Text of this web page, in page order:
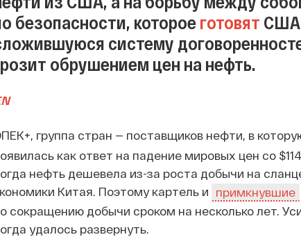
безопасности, котороеготовят США
систему
обрушением цен на нефть.
группа стран — поставщиков нефти, в
как ответ на падение мировых цен со
нефть дешевела из-за роста добычи на
Китая. Поэтому картель и
примкнувшие
сокращению добычи сроком на несколько лет.
удалось развернуть.